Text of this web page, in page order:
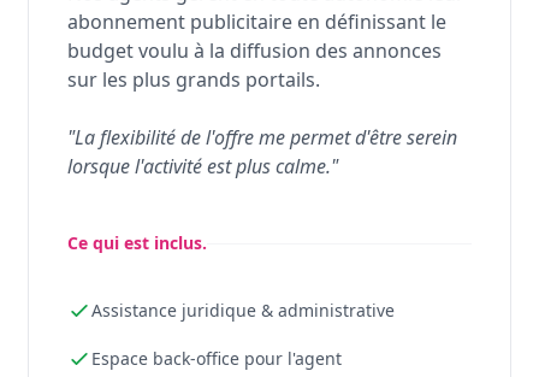
abonnement publicitaire en définissant le
budget voulu à la diffusion des annonces
sur les plus grands portails.
"La flexibilité de l'offre me permet d'être serein
lorsque l'activité est plus calme."
Ce qui est inclus.
Assistance juridique & administrative
Espace back-office pour l'agent